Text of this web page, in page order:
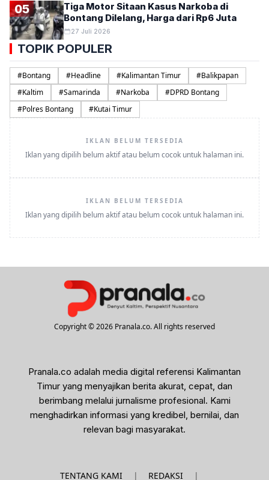
05
Tiga Motor Sitaan Kasus Narkoba di
Bontang Dilelang, Harga dari Rp6 Juta
27 Juli 2026
TOPIK POPULER
#Bontang #Headline #Kalimantan Timur #Balikpapan
#Kaltim #Samarinda #Narkoba #DPRD Bontang
#Polres Bontang #Kutai Timur
IKLAN BELUM TERSEDIA
Iklan yang dipilih belum aktif atau belum cocok untuk halaman ini.
IKLAN BELUM TERSEDIA
Iklan yang dipilih belum aktif atau belum cocok untuk halaman ini.
Copyright © 2026 Pranala.co. All rights reserved
Pranala.co adalah media digital referensi Kalimantan
Timur yang menyajikan berita akurat, cepat, dan
berimbang melalui jurnalisme profesional. Kami
menghadirkan informasi yang kredibel, bernilai, dan
relevan bagi masyarakat.
TENTANG KAMI | REDAKSI |